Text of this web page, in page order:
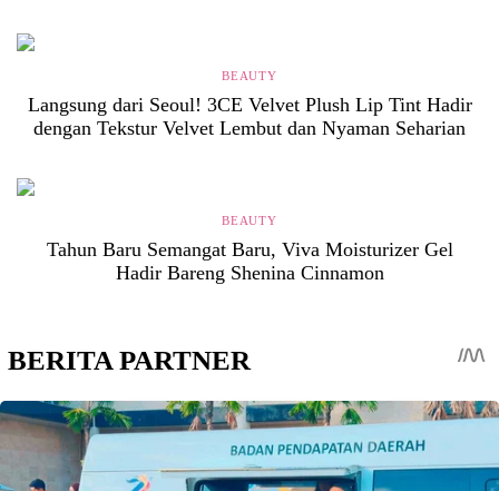
BEAUTY
Langsung dari Seoul! 3CE Velvet Plush Lip Tint Hadir
dengan Tekstur Velvet Lembut dan Nyaman Seharian
BEAUTY
Tahun Baru Semangat Baru, Viva Moisturizer Gel
Hadir Bareng Shenina Cinnamon